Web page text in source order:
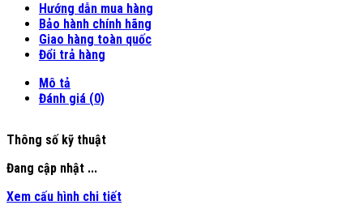
Hướng dẫn mua hàng
Bảo hành chính hãng
Giao hàng toàn quốc
Đổi trả hàng
Mô tả
Đánh giá (0)
Thông số kỹ thuật
Đang cập nhật ...
Xem cấu hình chi tiết